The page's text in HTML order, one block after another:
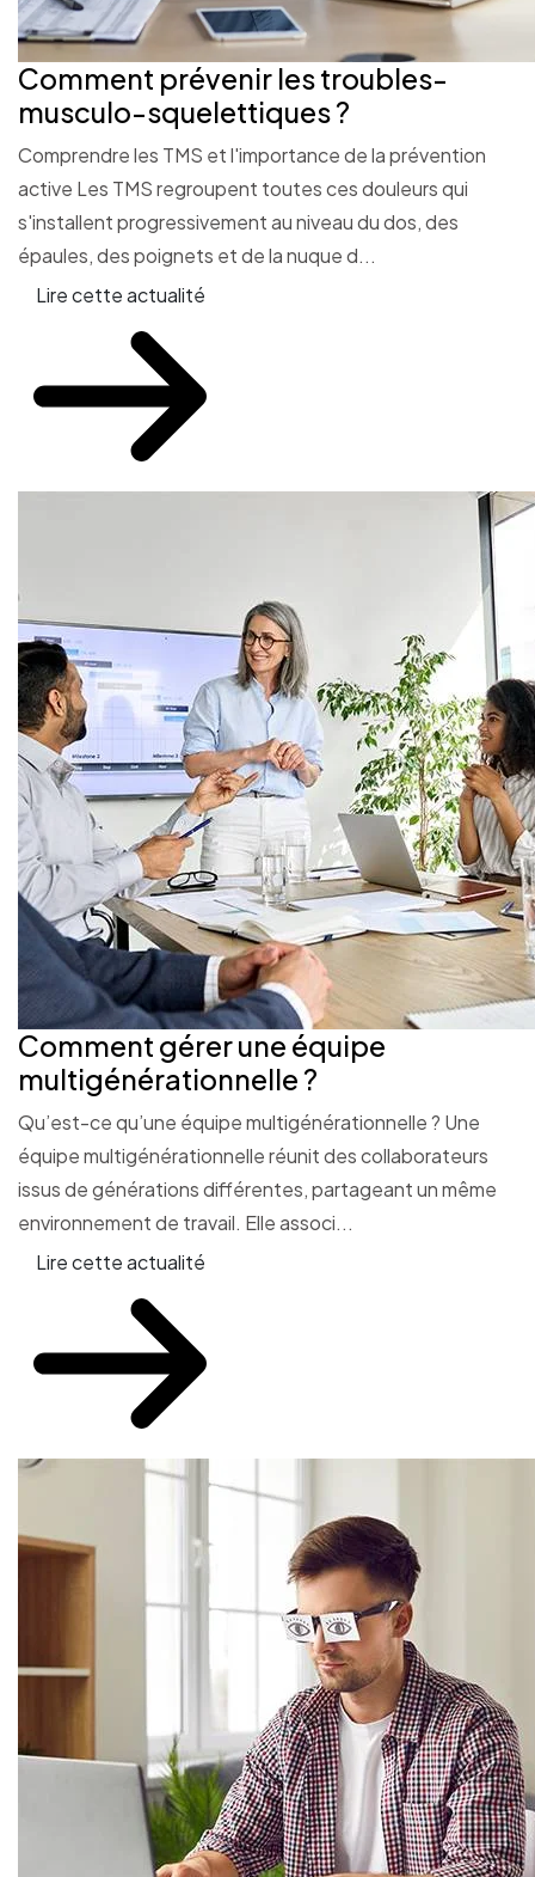
Comment prévenir les troubles-
musculo-squelettiques ?
Comprendre les TMS et l'importance de la prévention
active Les TMS regroupent toutes ces douleurs qui
s'installent progressivement au niveau du dos, des
épaules, des poignets et de la nuque d...
Lire cette actualité
Comment gérer une équipe
multigénérationnelle ?
Qu’est-ce qu’une équipe multigénérationnelle ? Une
équipe multigénérationnelle réunit des collaborateurs
issus de générations différentes, partageant un même
environnement de travail. Elle associ...
Lire cette actualité